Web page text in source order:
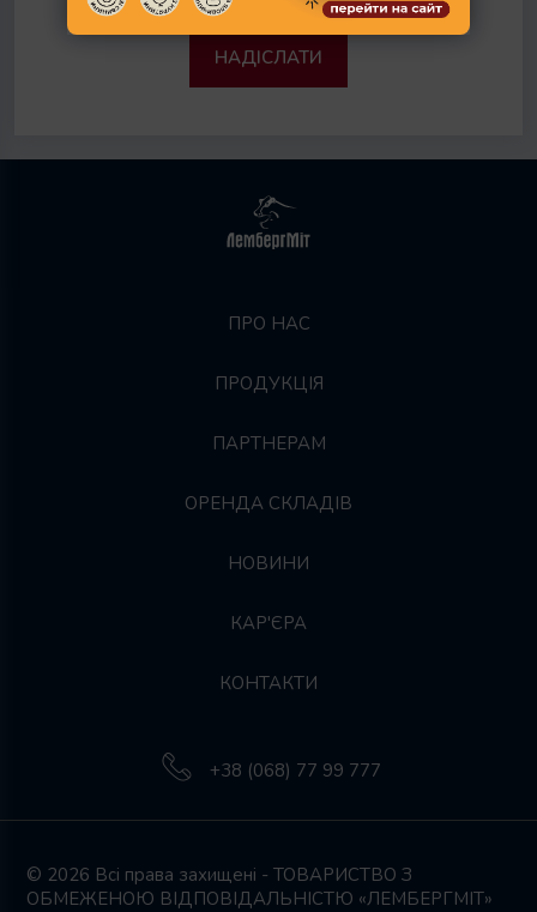
НАДІСЛАТИ
ПРО НАС
ПРОДУКЦІЯ
ПАРТНЕРАМ
ОРЕНДА СКЛАДІВ
НОВИНИ
КАР'ЄРА
КОНТАКТИ
+38 (068) 77 99 777
© 2026 Всі права захищені - ТОВАРИСТВО З
ОБМЕЖЕНОЮ ВІДПОВІДАЛЬНІСТЮ «ЛЕМБЕРГМІТ»